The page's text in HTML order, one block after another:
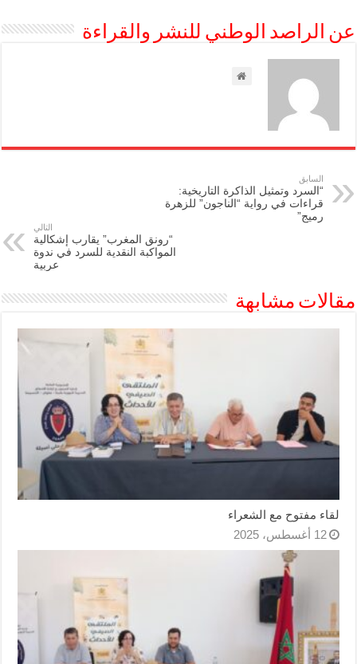
عن الراصد الوطني للنشر والقراءة
السابق
“السرد وتمثيل الذاكرة التاريخية:
قراءات في رواية “الناجون” للزهرة
رميج”
التالي
“رونق المغرب” يقارب إشكالية
المواكبة النقدية للسرد في ندوة
عربية
مقالات مشابهة
لقاء مفتوح مع الشعراء
12 أغسطس، 2025